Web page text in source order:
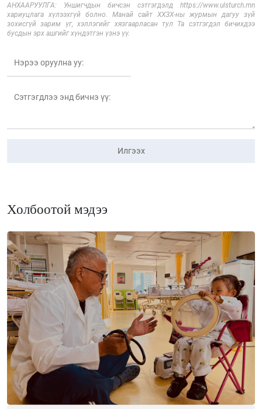
АНХААРУУЛГА: Уншигчдын бичсэн сэтгэгдэлд https://www.ulsturch.mn
хариуцлага хүлээхгүй болно. Манай сайт ХХЗХ-ны журмын дагуу зүй
зохисгүй зарим үг, хэллэгийг хязгаарласан тул Та сэтгэгдэл бичихдээ
бусдын эрх ашгийг хүндэтгэн үзнэ үү.
Илгээх
Холбоотой мэдээ